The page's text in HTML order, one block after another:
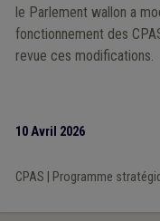
le Parlement wallon a
fonctionnement des
revue ces modifications.
10 Avril 2026
CPAS Programme